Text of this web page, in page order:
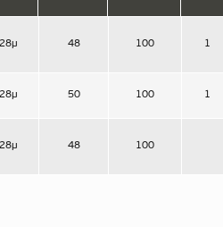
28µ 48 100 1
28µ 50 100 1
28µ 48 100